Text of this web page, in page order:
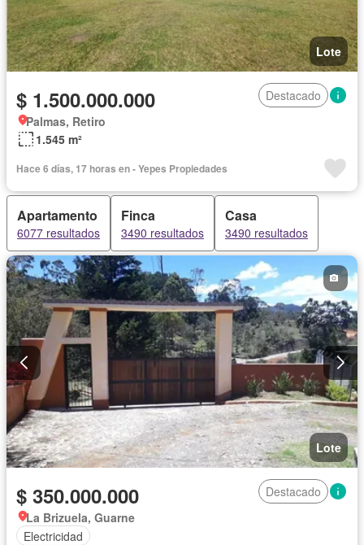
Lote
$ 1.500.000.000
Destacado
Palmas, Retiro
1.545 m²
Hace 6 días, 17 horas en - Yepes Propiedades
Apartamento
6077 resultados
Finca
3490 resultados
Casa
3490 resultados
Lote
$ 350.000.000
Destacado
La Brizuela, Guarne
Electricidad